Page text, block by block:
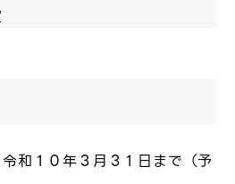
和１０年３月３１日まで（予